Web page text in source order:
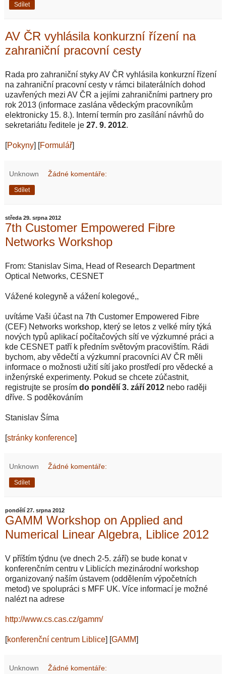
Sdílet
AV ČR vyhlásila konkurzní řízení na
zahraniční pracovní cesty
Rada pro zahraniční styky AV ČR vyhlásila konkurzní řízení
na zahraniční pracovní cesty v rámci bilaterálních dohod
uzavřených mezi AV ČR a jejími zahraničními partnery pro
rok 2013 (informace zaslána vědeckým pracovníkům
elektronicky 15. 8.). Interní termín pro zasílání návrhů do
sekretariátu ředitele je 27. 9. 2012.
[Pokyny] [Formulář]
Unknown Žádné komentáře:
Sdílet
středa 29. srpna 2012
7th Customer Empowered Fibre
Networks Workshop
From: Stanislav Sima, Head of Research Department
Optical Networks, CESNET
Vážené kolegyně a vážení kolegové,,
uvítáme Vaši účast na 7th Customer Empowered Fibre
(CEF) Networks workshop, který se letos z velké míry týká
nových typů aplikací počítačových sítí ve výzkumné práci a
kde CESNET patří k předním světovým pracovištím. Rádi
bychom, aby vědečtí a výzkumní pracovníci AV ČR měli
informace o možnosti užití sítí jako prostředí pro vědecké a
inženýrské experimenty. Pokud se chcete zúčastnit,
registrujte se prosím do pondělí 3. září 2012 nebo raději
dříve. S poděkováním
Stanislav Šíma
[stránky konference]
Unknown Žádné komentáře:
Sdílet
pondělí 27. srpna 2012
GAMM Workshop on Applied and
Numerical Linear Algebra, Liblice 2012
V příštím týdnu (ve dnech 2-5. září) se bude konat v
konferenčním centru v Liblicích mezinárodní workshop
organizovaný naším ústavem (oddělením výpočetních
metod) ve spolupráci s MFF UK. Více informací je možné
nalézt na adrese
http://www.cs.cas.cz/gamm/
[konferenční centrum Liblice] [GAMM]
Unknown Žádné komentáře: